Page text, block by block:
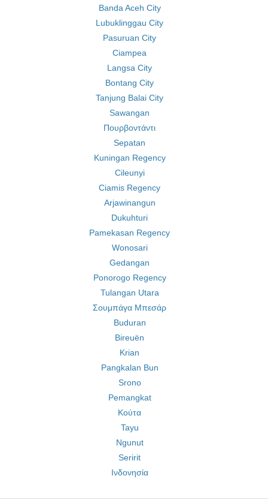
Banda Aceh City
Lubuklinggau City
Pasuruan City
Ciampea
Langsa City
Bontang City
Tanjung Balai City
Sawangan
Πουρβοντάντι
Sepatan
Kuningan Regency
Cileunyi
Ciamis Regency
Arjawinangun
Dukuhturi
Pamekasan Regency
Wonosari
Gedangan
Ponorogo Regency
Tulangan Utara
Σουμπάγα Μπεσάρ
Buduran
Bireuën
Krian
Pangkalan Bun
Srono
Pemangkat
Κούτα
Tayu
Ngunut
Seririt
Ινδονησία